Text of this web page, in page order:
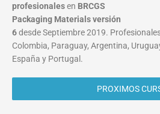
profesionalesen BRCGS
Packaging Materialsversión
6desde Septiembre 2019.
Colombia, Paraguay, Argentina,
España y Portugal.
PROXIMOS